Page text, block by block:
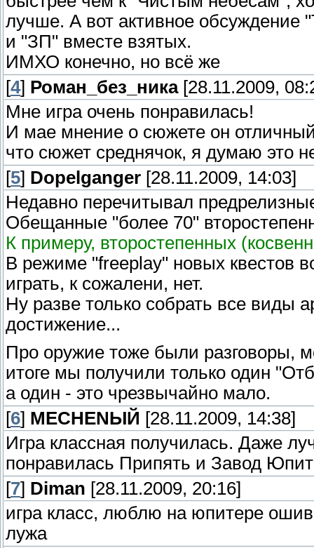
лучше. А вот активное
и "ЗП" вместе взятых.
ИМХО конечно, но всё же
[4] Роман_без_ника[28.11.2009,
Мне игра очень понравилась!
И мае мнение о сюжете он
что сюжет среднячок, я думаю это
[5] Dopelganger [28.11.2009, 14:03]
Недавно перечитывал
Обещанные "более 70"
К примеру, второстепенных
В режиме "freeplay" новых квестов
играть, к сожалени, нет.
Ну разве только собрать все виды
достижение...
Про оружие тоже были разговоры,
итоге мы получили только один
а один - это чрезвычайно мало.
[6] MECHENЫЙ [28.11.2009, 14:38]
Игра классная получилась. Даже
понравилась Припять и Завод
[7] Diman [28.11.2009, 20:16]
игра класс, люблю на юпитере
лужа